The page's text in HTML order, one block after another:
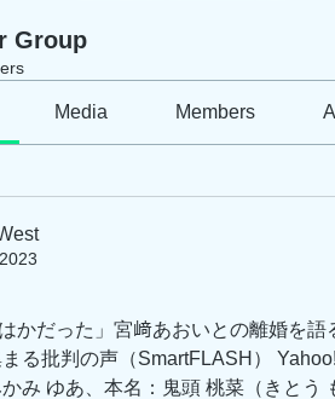
Group
Media Members
かだった」宮﨑あおいとの離婚を語
る批判の声（SmartFLASH）
み ゆあ、本名：鬼頭 桃菜（きとう